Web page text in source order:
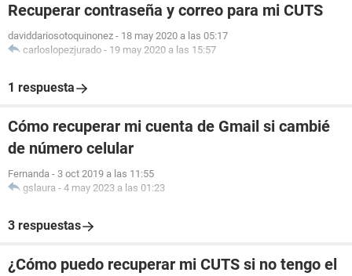
Recuperar contraseña y correo para mi CUTS
daviddariosotoquinonez - 18 may 2020 a las 05:17
carloslopezjurado - 19 may 2020 a las 15:57
1 respuesta
Cómo recuperar mi cuenta de Gmail si cambié
de número celular
Fernanda - 3 oct 2019 a las 11:55
gslaura - 4 may 2023 a las 01:23
3 respuestas
¿Cómo puedo recuperar mi CUTS si no tengo el